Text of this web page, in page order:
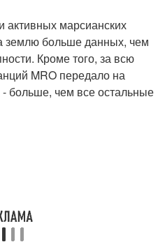
марсианских
землю больше данных, чем
Кроме того, за всю
MRO передало на
больше, чем все остальные